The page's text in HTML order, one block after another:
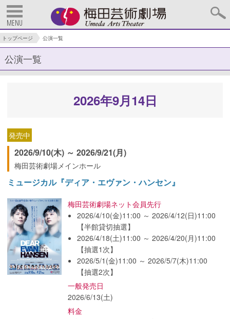
MENU
トップページ 公演一覧
公演一覧
2026年9月14日
発売中
2026/9/10(木) ～ 2026/9/21(月)
梅田芸術劇場メインホール
ミュージカル『ディア・エヴァン・ハンセン』
梅田芸術劇場ネット会員先行
2026/4/10(金)11:00 ～ 2026/4/12(日)11:00
【半館貸切抽選】
2026/4/18(土)11:00 ～ 2026/4/20(月)11:00
【抽選1次】
2026/5/1(金)11:00 ～ 2026/5/7(木)11:00
【抽選2次】
一般発売日
2026/6/13(土)
料金